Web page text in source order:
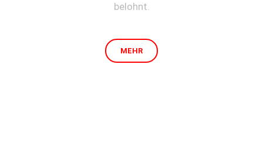
belohnt.
MEHR